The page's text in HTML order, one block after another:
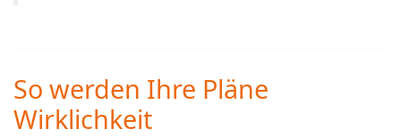
So werden Ihre Pläne
Wirklichkeit